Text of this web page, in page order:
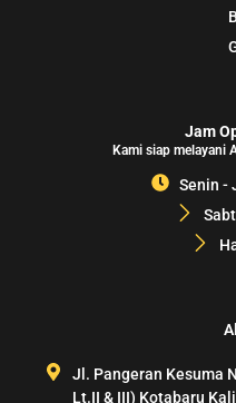
Jam
Kami siap melayani
Senin -
Jl. Pangeran Kesuma
Lt.II & III) Kotabaru